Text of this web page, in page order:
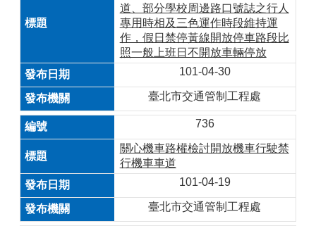
道、部分學校周邊路口號誌之行人
專用時相及三色運作時段維持運
作，假日禁停黃線開放停車路段比
照一般上班日不開放車輛停放
101-04-30
臺北市交通管制工程處
736
關心機車路權檢討開放機車行駛禁
行機車車道
101-04-19
臺北市交通管制工程處